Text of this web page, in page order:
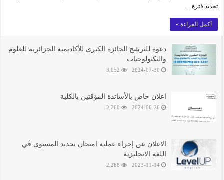
تحديد فترة …
أكمل القراءة »
دعوة للترشح الجائزة الكبرى للأكاديمية الجزائرية للعلوم
والتكنولوجيات
2024-07-30
3,052
اعلان خاص باﻷساتذة المؤقتين بالكلية
2024-06-26
2,260
الاعلان عن إجراء عملية امتحان تحديد المستوى في
اللغة الانجليزية
2023-11-14
2,288